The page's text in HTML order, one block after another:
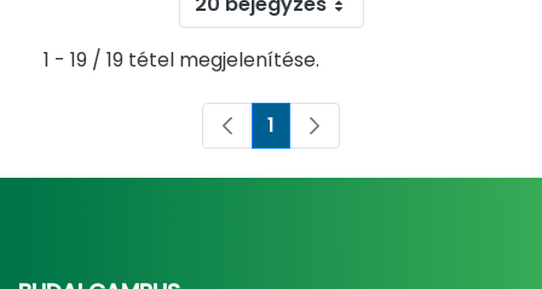
1 - 19 / 19 tétel megjelenítése.
Oldal
1